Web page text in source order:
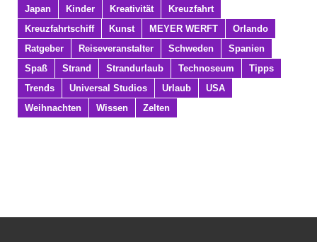
Japan
Kinder Kreativität
Kreuzfahrt
Kreuzfahrtschiff
Kunst MEYER WERFT
Orlando
Ratgeber
Reiseveranstalter Schweden
Spanien
Spaß
Strand Strandurlaub Technoseum
Tipps
Trends
Universal Studios Urlaub
USA
Weihnachten
Wissen Zelten